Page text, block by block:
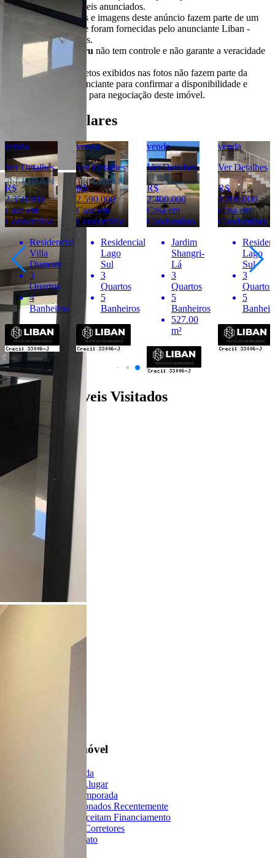
negociação dos imóveis anunciados.
Todas as informações e imagens deste anúncio fazem parte de um
anúncio publicitário e foram fornecidas pelo anunciante Liban -
Negócios Imobiliários.
Portal Casa Bauru não tem controle e não garante a veracidade
destas informações.
Móveis e demais objetos exibidos nas fotos não fazem parte da
oferta. Contate o anunciante para confirmar a disponibilidade e
condições detalhadas para negociação deste imóvel.
Imóveis Similares
venda
Ver Detalhes
R$
2.350.000
Casa em
Condomínio
Residencial
Villa
Dumont
3
Quartos
4
Banheiros
venda
Ver Detalhes
R$
2.590.000
Casa em
Condomínio
Residencial
Lago
Sul
3
Quartos
5
Banheiros
venda
Ver Detalhes
R$
2.400.000
Casa em
Condomínio
Jardim
Shangri-
Lá
3
Quartos
5
Banheiros
527.00
m²
venda
Ver Detalhes
R$
2.200.000
Casa em
Condomínio
Lago
Sul
3
Quartos
5
Últimos Imóveis Visitados
R$ 2.400.000
Casa em Condomínio
Jardim Shangri-Lá
3 Quartos
5 Banheiros
527.00 m²
Encontre um Imóvel
Imóveis à Venda
Imóveis para Alugar
Imóveis de Temporada
Imóveis Adicionados Recentemente
Imóveis que Aceitam Financiamento
Imobiliárias e Corretores
Entre em Contato